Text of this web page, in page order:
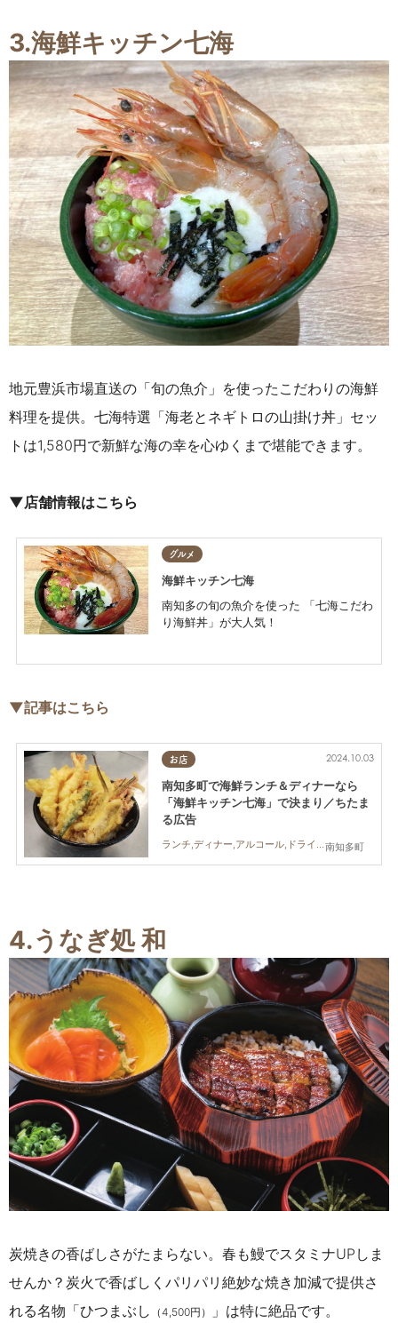
3.海鮮キッチン七海
地元豊浜市場直送の「旬の魚介」を使ったこだわりの海鮮
料理を提供。七海特選「海老とネギトロの山掛け丼」セッ
トは1,580円で新鮮な海の幸を心ゆくまで堪能できます。
▼店舗情報はこちら
グルメ
海鮮キッチン七海
南知多の旬の魚介を使った 「七海こだわ
り海鮮丼」が大人気！
▼記事はこちら
お店
南知多町
2024.10.03
南知多町で海鮮ランチ＆ディナーなら
「海鮮キッチン七海」で決まり／ちたま
る広告
ランチ,ディナー,アルコール,ドライブ,観光,ちたまる広告
4.うなぎ処 和
炭焼きの香ばしさがたまらない。春も鰻でスタミナUPしま
せんか？炭火で香ばしくパリパリ絶妙な焼き加減で提供さ
れる名物「ひつまぶし （4,500円） 」は特に絶品です。